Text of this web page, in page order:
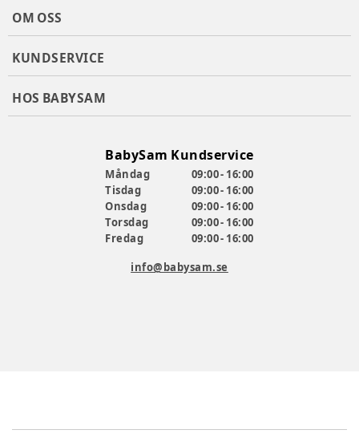
OM OSS
KUNDSERVICE
HOS BABYSAM
BabySam Kundservice
Måndag
09:00 - 16:00
Tisdag
09:00 - 16:00
Onsdag
09:00 - 16:00
Torsdag
09:00 - 16:00
Fredag
09:00 - 16:00
info@babysam.se